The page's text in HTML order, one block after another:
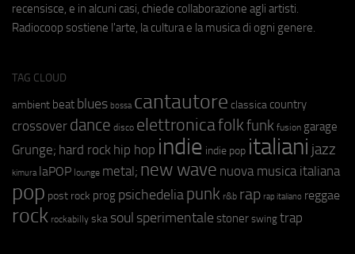
recensisce, e in alcuni casi, chiede collaborazione agli artisti.
Radiocoop sostiene l'arte, la cultura e la musica di ogni genere.
TAG CLOUD
ambient beat blues bossa cantautore classica country
crossover dance disco elettronicafolkfunk fusion garage
Grunge; hard rock hip hop indie indie pop italiani jazz
kimura laPOP lounge metal; new wave nuova musica italiana
pop post rock prog psichedeliapunk r&b rap rap italiano reggae
rock rockabilly ska soul sperimentale stoner swing trap